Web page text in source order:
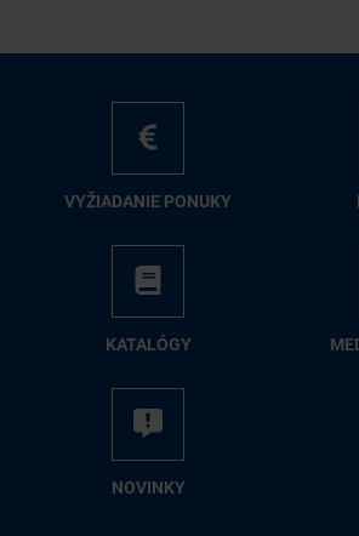
VY­ŽIA­DA­NIE PO­NU­KY
KA­TA­LÓ­GY
NO­VIN­KY